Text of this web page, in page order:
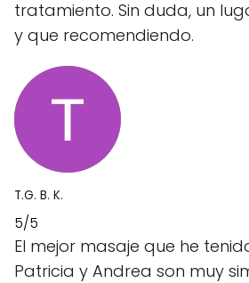
tratamiento. Sin duda, un
y que recomendiendo.
T.G. B. K.
5/5
El mejor masaje que he
Patricia y Andrea son muy